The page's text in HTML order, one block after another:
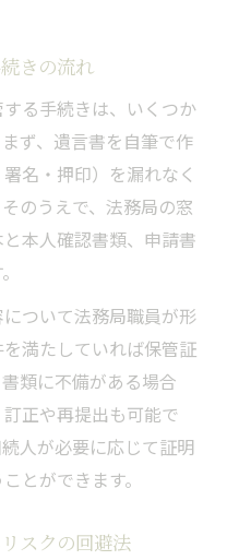
きの流れ
る手続きは、いくつか
ず、遺言書を自筆で作
名・押印）を漏れなく
のうえで、法務局の窓
本人確認書類、申請書
ついて法務局職員が形
満たしていれば保管証
類に不備がある場合
正や再提出も可能で
人が必要に応じて証明
とができます。
スクの回避法